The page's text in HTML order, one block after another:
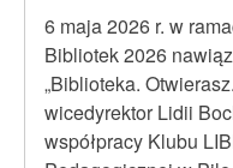
6 maja 2026 r. w
Bibliotek 2026
„Biblioteka.
wicedyrektor Lidii
współpracy Klubu